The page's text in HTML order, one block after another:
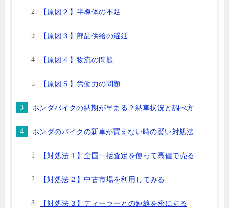
【原因２】半導体の不足
【原因３】部品供給の遅延
【原因４】物流の問題
【原因５】労働力の問題
ホンダバイクの納期が早まる？納車状況と調べ方
ホンダのバイクの新車が買えない時の賢い対処法
【対処法１】全国一括査定を使って高値で売る
【対処法２】中古市場を利用してみる
【対処法３】ディーラーとの連絡を密にする